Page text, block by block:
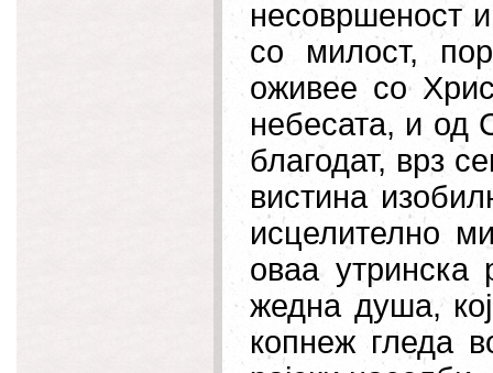
несовршеност
со милост,
оживее со
небесата, и од
благодат, врз
вистина
исцелително
оваа утринска
жедна душа,
копнеж гледа